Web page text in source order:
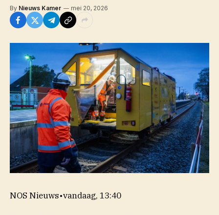
By Nieuws Kamer mei 20, 2026
NOS Nieuws•vandaag, 13:40